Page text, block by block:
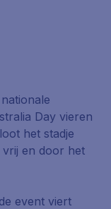
Day vieren
het stadje
vrij en door het
event viert